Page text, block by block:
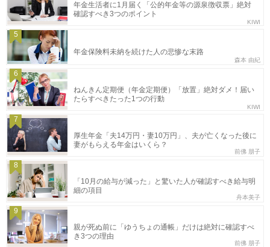
年金生活者に1月届く「公的年金等の源泉徴収票」絶対
確認すべき3つのポイント
KIWI
5
年金保険料未納を続けた人の悲惨な末路
森本 由紀
6
ねんきん定期便（年金定期便）「放置」絶対ダメ！届い
たらすべきたった1つの行動
KIWI
7
厚生年金「夫14万円・妻10万円」、夫が亡くなった後に
妻がもらえる年金はいくら？
前佛 朋子
8
「10月の給与が減った」と驚いた人が確認すべき給与明
細の項目
舟本美子
9
親が死ぬ前に「ゆうちょの通帳」だけは絶対に確認すべ
き3つの理由
前佛 朋子